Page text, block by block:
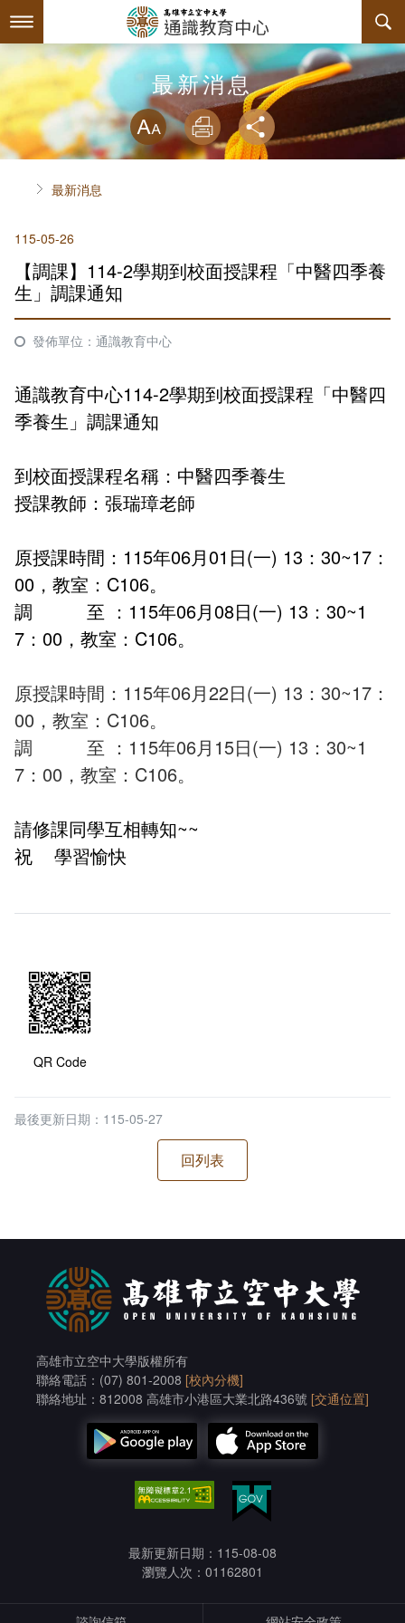
到
要
內
容
最新消息
系所簡介
關於中心
中心主任介紹
諮詢信箱
聯絡資訊
評鑑專區
外部自我評鑑專區
師資陣容
課程規劃
授課大綱
教材資訊
課程列表
課程地圖主頁
互動服務
檔案下載
相關連結
回空大首頁
最新消息
略過字型切
放大
列印
首頁最新消息
115-05-26
【調課】114-2學期到校面授課程「中醫四季養
生」調課通知
發佈單位：通識教育中心
通識教育中心114-2學期到校面授課程「中醫四
季養生」調課通知
到校面授課程名稱：中醫四季養生
授課教師：張瑞璋老師
原授課時間：115年06月01日(一) 13：30~17：
00，教室：C106。
調 至 ：115年06月08日(一) 13：30~1
7：00，教室：C106。
原授課時間：115年06月22日(一) 13：30~17：
00，教室：C106。
調 至 ：115年06月15日(一) 13：30~1
7：00，教室：C106。
請修課同學互相轉知~~
祝 學習愉快
QR Code
最後更新日期：115-05-27
高雄市立空中大學版權所有
聯絡電話：(07) 801-2008 [校內分機]
聯絡地址：812008 高雄市小港區大業北路436號 [交通位置]
最新更新日期：115-08-08
瀏覽人次：01162801